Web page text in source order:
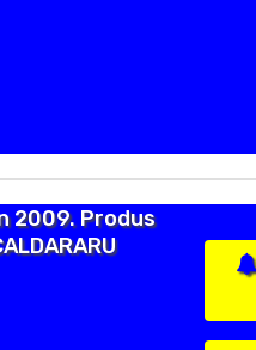
2009. Produs